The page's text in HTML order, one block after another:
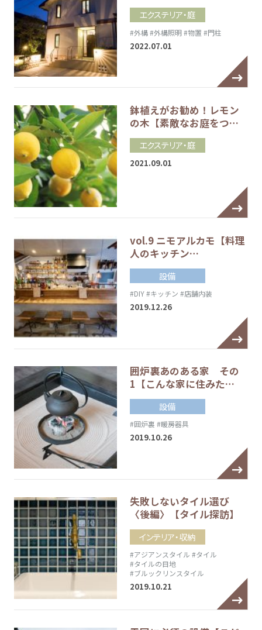
エクステリア・庭
#外構#外構照明 #物置 #門柱
2022.07.01
鉢植えがお勧め！レモン
の木【素敵なお庭をつ…
エクステリア・庭
2021.09.01
vol.9 ニモアルカモ【料理
人のキッチン…
設備
#DIY#キッチン #店舗内装
2019.12.26
囲炉裏あのある家 その
1【こんな家に住みた…
設備
#囲炉裏 #暖房器具
2019.10.26
失敗しないタイル選び
〈後編〉【タイル探訪】
インテリア・収納
#アジアンスタイル #タイル
#タイルの目地
#ブルックリンスタイル
2019.10.21